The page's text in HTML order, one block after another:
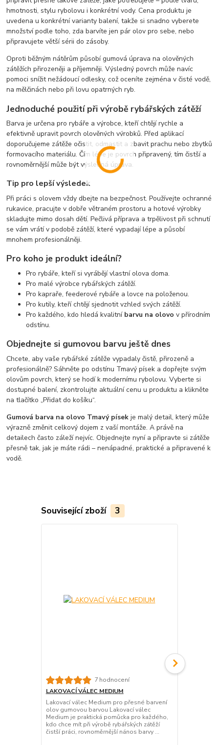
hmotnosti, stylu rybolovu i konkrétní vody. Cena produktu je
uvedena u konkrétní varianty balení, takže si snadno vyberete
množství podle toho, zda barvíte jen pár olov pro sebe, nebo
připravujete větší sérii do zásoby.
Oproti běžným nátěrům působí gumová úprava na olověných
zátěžích přirozeněji a příjemněji. Výsledný povrch může navíc
pomoci snížit nežádoucí odlesky, což oceníte zejména v čisté vodě,
na mělčinách nebo při lovu opatrných ryb.
Jednoduché použití při výrobě rybářských zátěží
Barva je určena pro rybáře a výrobce, kteří chtějí rychle a
efektivně upravit povrch olověných výrobků. Před aplikací
doporučujeme zátěže očistit, odmastit a zbavit prachu nebo zbytků
formovacího materiálu. Čím lépe je povrch připravený, tím čistší a
rovnoměrnější může být výsledná úprava.
Tip pro lepší výsledek
Při práci s olovem vždy dbejte na bezpečnost. Používejte ochranné
rukavice, pracujte v dobře větraném prostoru a hotové výrobky
skladujte mimo dosah dětí. Pečlivá příprava a trpělivost při schnutí
se vám vrátí v podobě zátěží, které vypadají lépe a působí
mnohem profesionálněji.
Pro koho je produkt ideální?
Pro rybáře, kteří si vyrábějí vlastní olova doma.
Pro malé výrobce rybářských zátěží.
Pro kapraře, feederové rybáře a lovce na položenou.
Pro kutily, kteří chtějí sjednotit vzhled svých zátěží.
Pro každého, kdo hledá kvalitní barvu na olovo v přírodním
odstínu.
Objednejte si gumovou barvu ještě dnes
Chcete, aby vaše rybářské zátěže vypadaly čistě, přirozeně a
profesionálně? Sáhněte po odstínu Tmavý písek a dopřejte svým
olovům povrch, který se hodí k modernímu rybolovu. Vyberte si
dostupné balení, zkontrolujte aktuální cenu u produktu a klikněte
na tlačítko „Přidat do košíku“.
Gumová barva na olovo Tmavý písek je malý detail, který může
výrazně změnit celkový dojem z vaší montáže. A právě na
detailech často záleží nejvíc. Objednejte nyní a připravte si zátěže
přesně tak, jak je máte rádi – nenápadné, praktické a připravené k
vodě.
Související zboží 3
7 hodnocení
LAKOVACÍ VÁLEC MEDIUM
Lakovací válec Medium pro přesné barvení
olov gumovou barvou Lakovací válec
Medium je praktická pomůcka pro každého,
kdo chce mít při výrobě rybářských zátěží
čistší práci, rovnoměrnější nános barvy ...